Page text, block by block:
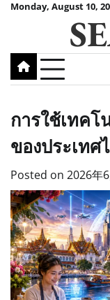
SkipMonday, August 10,
การใช้เทค
ของประเทศ
Posted on 2026年